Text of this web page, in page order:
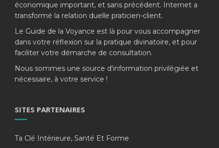
économique important, et sans précédent. Internet a
transformé la relation duelle praticien-client.
Le Guide de la Voyance est là pour vous accompagner
dans votre réflexion sur la pratique divinatoire, et pour
faciliter votre démarche de consultation.
Nous sommes une source d'information privilégiée et
nécessaire, à votre service !
SITES PARTENAIRES
Ta Clé Intérieure, Santé Et Forme